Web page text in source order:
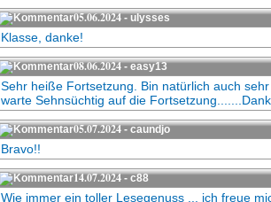
05.06.2024- ulysses
Klasse, danke!
08.06.2024- easy13
Sehr heiße Fortsetzung. Bin natürlich auch
warte Sehnsüchtig auf die
05.07.2024- caundjo
Bravo!!
14.07.2024- c88
Wie immer ein toller Lesegenuss ... ich freue